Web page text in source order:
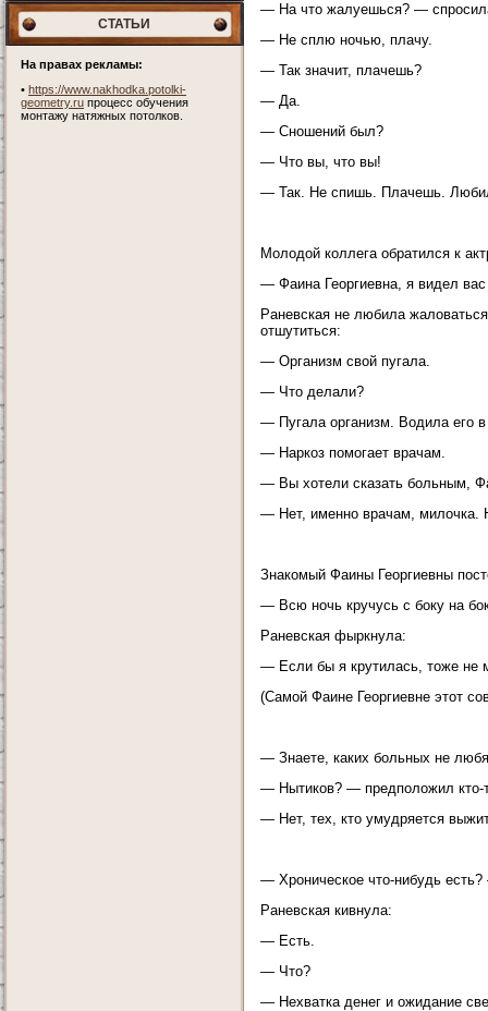
СТАТЬИ
На правах рекламы:
• https://www.nakhodka.potolki-
geometry.ru процесс обучения
монтажу натяжных потолков.
— На что жалуешься? —
— Не сплю ночью, плачу.
— Так значит, плачешь?
— Да.
— Сношений был?
— Что вы, что вы!
— Так. Не спишь. Плачешь.
Молодой коллега обратился к
— Фаина Георгиевна, я видел
Раневская не любила
отшутиться:
— Организм свой пугала.
— Что делали?
— Пугала организм. Водила его
— Наркоз помогает врачам.
— Вы хотели сказать больным,
— Нет, именно врачам, милочка.
Знакомый Фаины Георгиевны
— Всю ночь кручусь с боку на
Раневская фыркнула:
— Если бы я крутилась, тоже не
(Самой Фаине Георгиевне этот
— Знаете, каких больных не
— Нытиков? — предположил кто-
— Нет, тех, кто умудряется
— Хроническое что-нибудь
Раневская кивнула:
— Есть.
— Что?
— Нехватка денег и ожидание